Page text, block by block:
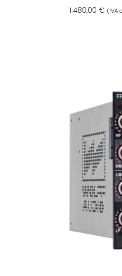
1.480,00 € (IVA